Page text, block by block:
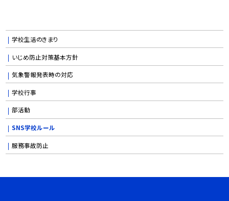
学校生活のきまり
いじめ防止対策基本方針
気象警報発表時の対応
学校行事
部活動
SNS学校ルール
服務事故防止